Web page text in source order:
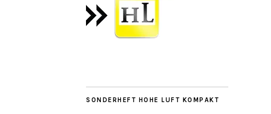
SONDERHEFT HOHE LUFT KOMPAKT